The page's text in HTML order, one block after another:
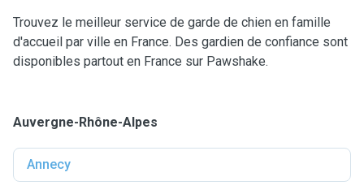
Trouvez le meilleur service de garde de chien en famille
d'accueil par ville en France. Des gardien de confiance sont
disponibles partout en France sur Pawshake.
Auvergne-Rhône-Alpes
Annecy